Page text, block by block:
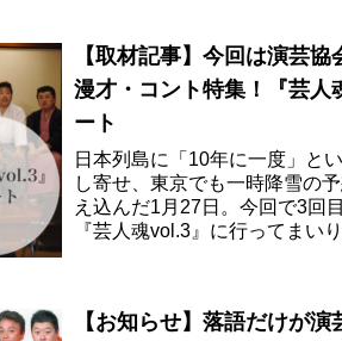
【取材記事】今回は演芸
漫才・コント特集！『芸人
ート
日本列島に「10年に一度」と
し寄せ、東京でも一時降雪の
え込んだ1月27日。今回で3回
『芸人魂vol.3』に行ってまい
【お知らせ】落語だけが演